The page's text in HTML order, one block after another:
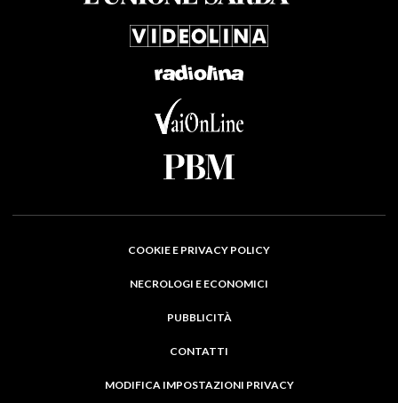
COOKIE E PRIVACY POLICY
NECROLOGI E ECONOMICI
PUBBLICITÀ
CONTATTI
MODIFICA IMPOSTAZIONI PRIVACY